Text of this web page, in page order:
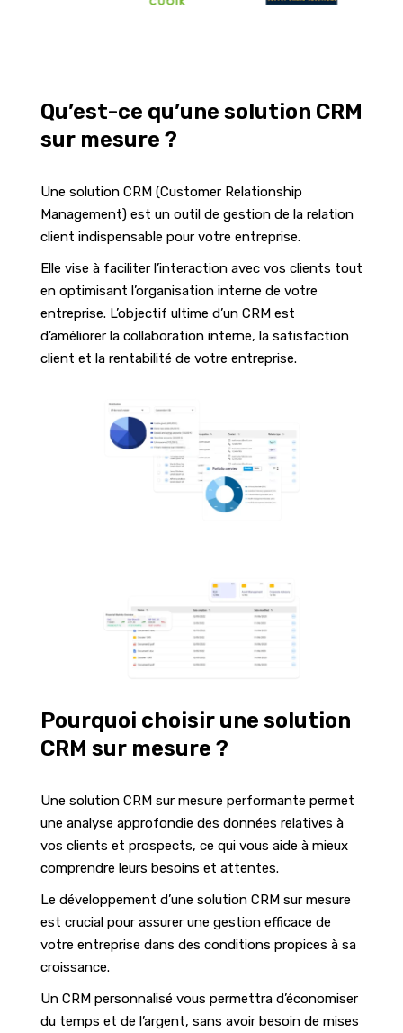
Qu’est-ce qu’une solution CRM
sur mesure ?
Une solution CRM (Customer Relationship
Management) est un outil de gestion de la relation
client indispensable pour votre entreprise.
Elle vise à faciliter l’interaction avec vos clients tout
en optimisant l’organisation interne de votre
entreprise. L’objectif ultime d’un CRM est
d’améliorer la collaboration interne, la satisfaction
client et la rentabilité de votre entreprise.
Pourquoi choisir une solution
CRM sur mesure ?
Une solution CRM sur mesure performante permet
une analyse approfondie des données relatives à
vos clients et prospects, ce qui vous aide à mieux
comprendre leurs besoins et attentes.
Le développement d’une solution CRM sur mesure
est crucial pour assurer une gestion efficace de
votre entreprise dans des conditions propices à sa
croissance.
Un CRM personnalisé vous permettra d’économiser
du temps et de l’argent, sans avoir besoin de mises